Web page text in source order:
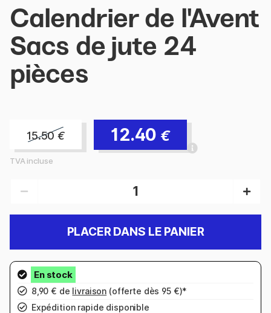
Calendrier de l'Avent
Sacs de jute 24
pièces
15.50 € 12.40 €
TVA incluse
PLACER DANS LE PANIER
8,90 € de livraison (offerte dès 95 €)*
Expédition rapide disponible